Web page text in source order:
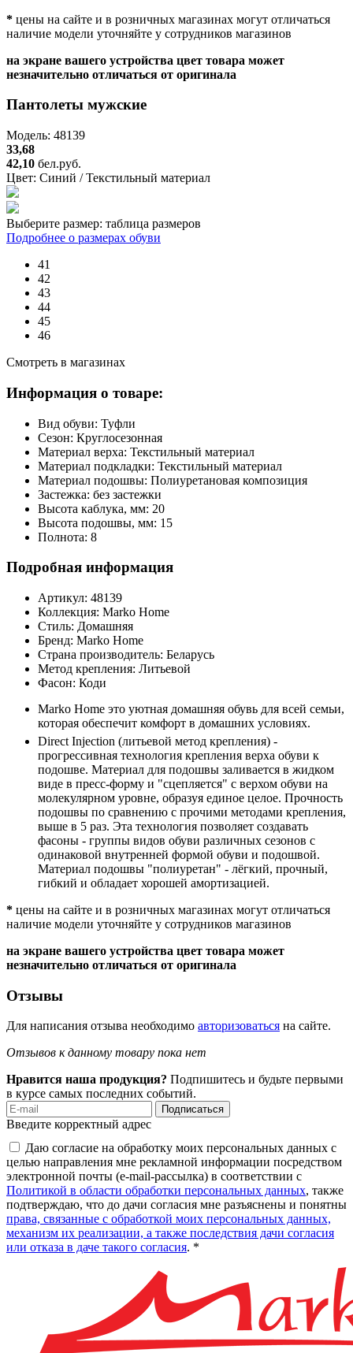
* цены на сайте и в розничных магазинах могут отличаться
наличие модели уточняйте у сотрудников магазинов
на экране вашего устройства цвет товара может
незначительно отличаться от оригинала
Пантолеты мужские
Модель: 48139
33,68
42,10 бел.руб.
Цвет: Синий / Текстильный материал
Выберите размер: таблица размеров
Подробнее о размерах обуви
41
42
43
44
45
46
Смотреть в магазинах
Информация о товаре:
Вид обуви: Туфли
Сезон: Круглосезонная
Материал верха: Текстильный материал
Материал подкладки: Текстильный материал
Материал подошвы: Полиуретановая композиция
Застежка: без застежки
Высота каблука, мм: 20
Высота подошвы, мм: 15
Полнота: 8
Подробная информация
Артикул: 48139
Коллекция: Marko Home
Стиль: Домашняя
Бренд: Marko Home
Страна производитель: Беларусь
Метод крепления: Литьевой
Фасон: Коди
Marko Home это уютная домашняя обувь для всей семьи,
которая обеспечит комфорт в домашних условиях.
Direct Injection (литьевой метод крепления) -
прогрессивная технология крепления верха обуви к
подошве. Материал для подошвы заливается в жидком
виде в пресс-форму и "сцепляется" с верхом обуви на
молекулярном уровне, образуя единое целое. Прочность
подошвы по сравнению с прочими методами крепления,
выше в 5 раз. Эта технология позволяет создавать
фасоны - группы видов обуви различных сезонов с
одинаковой внутренней формой обуви и подошвой.
Материал подошвы "полиуретан" - лёгкий, прочный,
гибкий и обладает хорошей амортизацией.
* цены на сайте и в розничных магазинах могут отличаться
наличие модели уточняйте у сотрудников магазинов
на экране вашего устройства цвет товара может
незначительно отличаться от оригинала
Отзывы
Для написания отзыва необходимо авторизоваться на сайте.
Отзывов к данному товару пока нет
Нравится наша продукция? Подпишитесь и будьте первыми
в курсе самых последних событий.
Подписаться
Введите корректный адрес
Даю согласие на обработку моих персональных данных с
целью направления мне рекламной информации посредством
электронной почты (e-mail-рассылка) в соответствии с
Политикой в области обработки персональных данных, также
подтверждаю, что до дачи согласия мне разъяснены и понятны
права, связанные с обработкой моих персональных данных,
механизм их реализации, а также последствия дачи согласия
или отказа в даче такого согласия. *